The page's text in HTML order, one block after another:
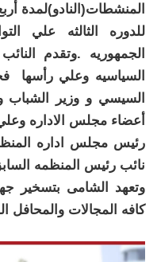
المنشطات(النادو)لمدة
للدوره الثالثه علي
الجمهوريه .وتقدم
السياسيه وعلي رأسها
السيسي و وزير الشباب
أعضاء مجلس الاداره
رئيس مجلس اداره
نائب رئيس المنظمه
وتعهد الشامى بتسخير
كافه المجالات والمحافل